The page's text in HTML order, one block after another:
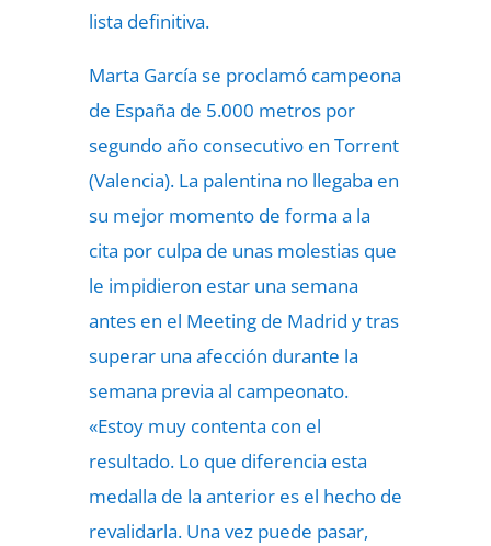
lista definitiva.
Marta García se proclamó campeona
de España de 5.000 metros por
segundo año consecutivo en Torrent
(Valencia). La palentina no llegaba en
su mejor momento de forma a la
cita por culpa de unas molestias que
le impidieron estar una semana
antes en el Meeting de Madrid y tras
superar una afección durante la
semana previa al campeonato.
«Estoy muy contenta con el
resultado. Lo que diferencia esta
medalla de la anterior es el hecho de
revalidarla. Una vez puede pasar,